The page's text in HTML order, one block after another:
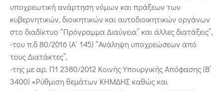
υποχρεωτική ανάρτηση νόμων και πράξεων των
κυβερνητικών, διοικητικών και αυτοδιοικητικών οργάνων
στο διαδίκτυο “Πρόγραμμα Διαύγεια” και άλλες διατάξεις”,
-του π.δ 80/2016 (Α΄ 145) “Ανάληψη υποχρεώσεων από
τους Διατάκτες”,
-της με αρ. Π1 2380/2012 Κοινής Υπουργικής Απόφασης (Β’
3400) «Ρύθμιση θεμάτων ΚΗΜΔΗΣ καθώς και